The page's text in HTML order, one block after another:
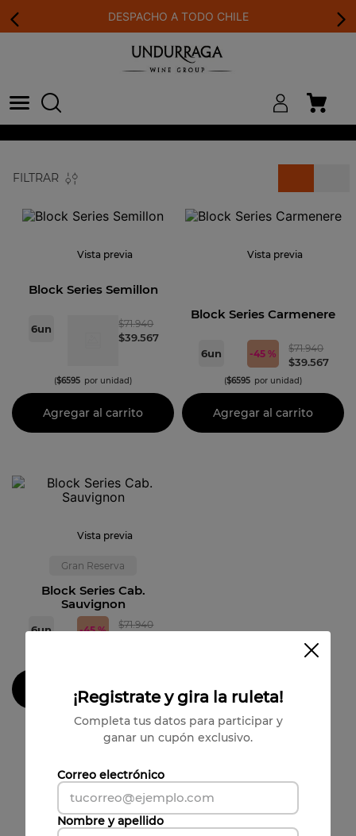
DESPACHO A TODO CHILE
FILTRAR
Vista previa
Block Series Semillon
6un $71.940
$39.567
($6595 por unidad)
Agregar al carrito
Vista previa
Block Series Carmenere
6un -45 % $71.940
$39.567
($6595 por unidad)
Agregar al carrito
Vista previa
Gran Reserva
Block Series Cab.
Sauvignon
6un -45 % $71.940
Agregar al carrito
¡Registrate y gira la ruleta!
Completa tus datos para participar y
ganar un cupón exclusivo.
Correo electrónico
Nombre y apellido